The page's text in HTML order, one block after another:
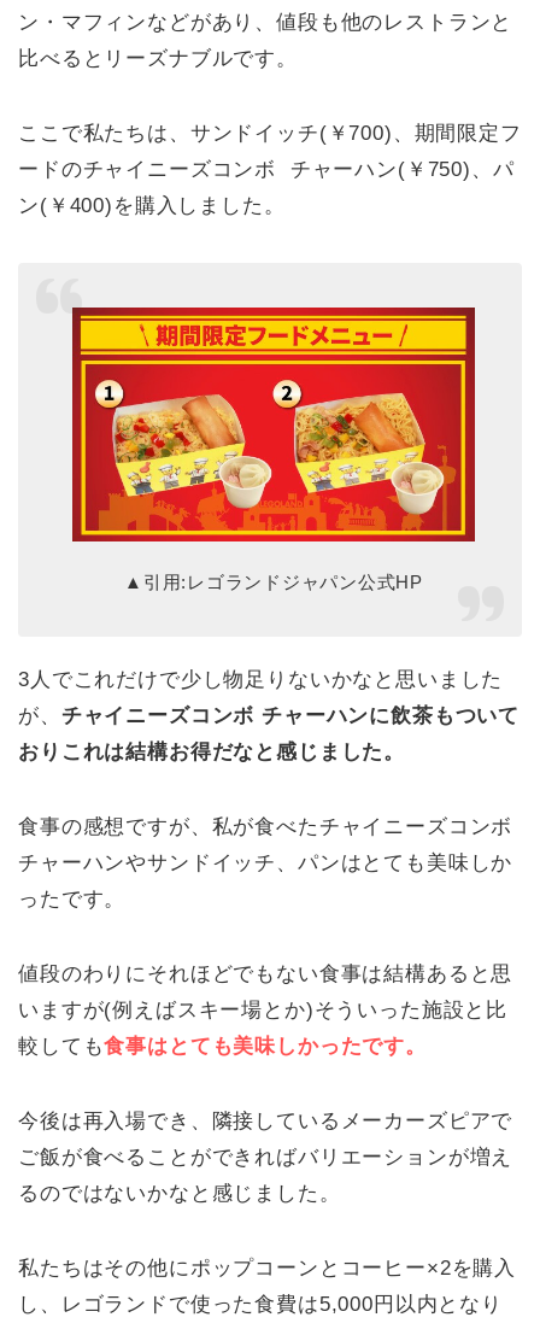
ン・マフィンなどがあり、値段も他のレストランと
比べるとリーズナブルです。
ここで私たちは、サンドイッチ(￥700)、期間限定フ
ードのチャイニーズコンボ チャーハン(￥750)、パ
ン(￥400)を購入しました。
▲引用:レゴランドジャパン公式HP
3人でこれだけで少し物足りないかなと思いました
が、 チャイニーズコンボ チャーハンに飲茶もついて
おりこれは結構お得だなと感じました。
食事の感想ですが、私が食べたチャイニーズコンボ
チャーハンやサンドイッチ、パンはとても美味しか
ったです。
値段のわりにそれほどでもない食事は結構あると思
いますが(例えばスキー場とか)そういった施設と比
較しても食事はとても美味しかったです。
今後は再入場でき、隣接しているメーカーズピアで
ご飯が食べることができればバリエーションが増え
るのではないかなと感じました。
私たちはその他にポップコーンとコーヒー×2を購入
し、レゴランドで使った食費は5,000円以内となり